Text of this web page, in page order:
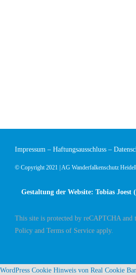
Impressum – Haftungsausschluss –
© Copyright 2021 | AG Wanderfalkenschutz
Gestaltung der Website: Tobias Joest (
This site is protected by reCAPTCHA and
Policy and Terms of Service apply.
WordPress Cookie Hinweis von Real Cookie